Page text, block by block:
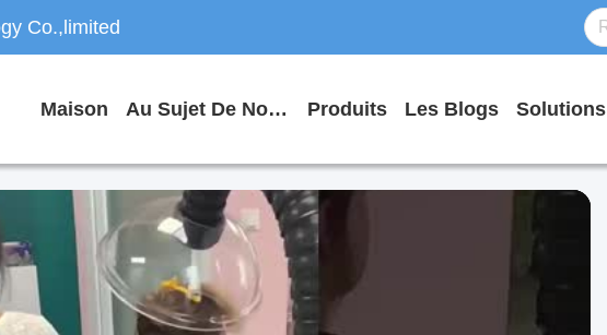
Co.,limited
Maison Au Sujet De Nous Produits Les Blogs Solutions